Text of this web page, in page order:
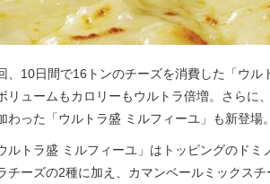
、10日間で16トンのチーズを消費した「ウル
リュームもカロリーもウルトラ倍増。さらに
わった「ウルトラ盛 ミルフィーユ」も新登場。
ルトラ盛 ミルフィーユ」はトッピングのドミ
チーズの2種に加え、カマンベールミックス